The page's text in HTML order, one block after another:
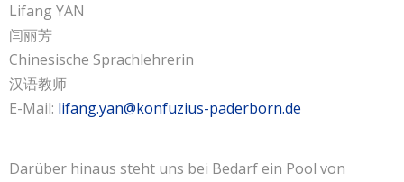
Lifang YAN
闫丽芳
Chinesische Sprachlehrerin
汉语教师
E-Mail: lifang.yan@konfuzius-paderborn.de
Darüber hinaus steht uns bei Bedarf ein Pool von